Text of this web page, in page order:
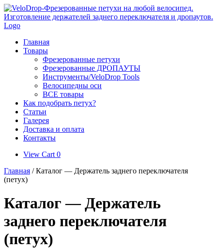
Skip
to
content
Главная
Товары
Фрезерованные петухи
Фрезерованные ДРОПАУТЫ
Инструменты/VeloDrop Tools
Велосипедны оси
ВСЕ товары
Как подобрать петух?
Статьи
Галерея
Доставка и оплата
Контакты
View
cart
View Cart 0
Главная / Каталог — Держатель заднего переключателя
(петух)
Каталог — Держатель
заднего переключателя
(петух)